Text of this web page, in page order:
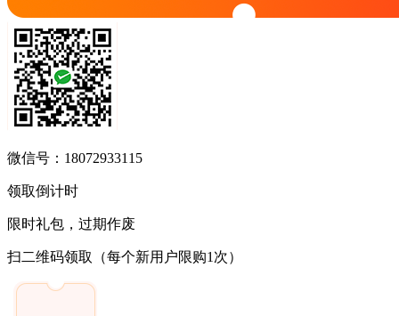
微信号：18072933115
领取倒计时
限时礼包，过期作废
扫二维码领取 （每个新用户限购1次）